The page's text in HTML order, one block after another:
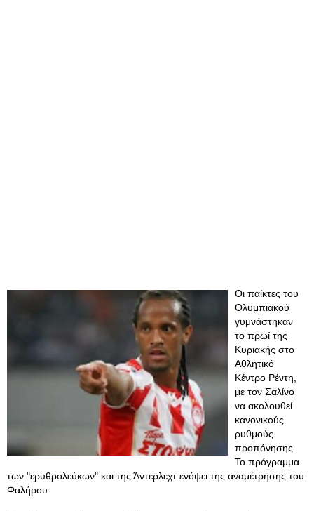
Οι παίκτες του
Ολυμπιακού
γυμνάστηκαν
το πρωί της
Κυριακής στο
Αθλητικό
Κέντρο Ρέντη,
με τον Σαλίνο
να ακολουθεί
κανονικούς
ρυθμούς
προπόνησης.
Το πρόγραμμα
των "ερυθρολεύκων" και της Άντερλεχτ ενόψει της αναμέτρησης του
Φαλήρου.